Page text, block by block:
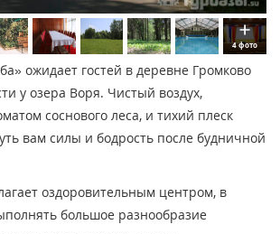
4 фото
ожидает гостей в деревне Громково
у озера Воря. Чистый воздух,
соснового леса, и тихий плеск
вам силы и бодрость после будничной
оздоровительным центром, в
большое разнообразие